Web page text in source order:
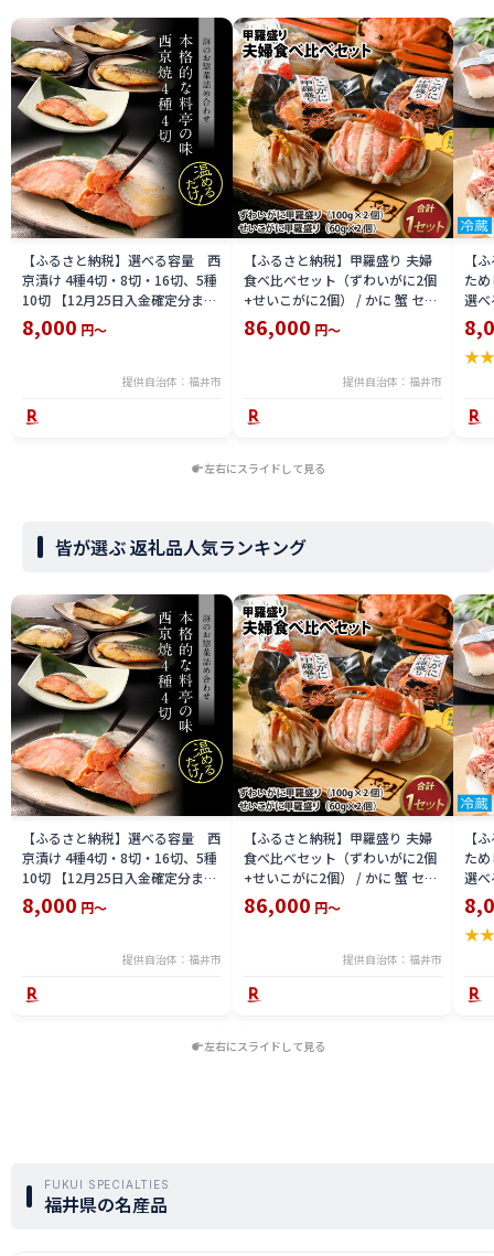
【ふるさと納税】選べる容量 西
京漬け 4種4切・8切・16切、5種
10切 【12月25日入金確定分まで
「年内発送」「年内配送」「年内
お届け」】/ レンジで温めるだけ
8,000 円～
提供自治体：福井市
【ふるさと納税】甲羅盛り 夫婦
食べ比べセット（ずわいがに2個
+せいこがに2個） / かに 蟹 セイ
コ ずわい ズワイ 内子 外子 国産
冷凍 冬 冬の味覚 珍味 グルメ 国
86,000 円～
提供自治体：福井市
【
た
選
鯖
用
テラ
★
左右にスライドして見る
皆が選ぶ 返礼品人気ランキング
【ふるさと納税】選べる容量 西
京漬け 4種4切・8切・16切、5種
10切 【12月25日入金確定分まで
「年内発送」「年内配送」「年内
お届け」】/ レンジで温めるだけ
8,000 円～
提供自治体：福井市
【ふるさと納税】甲羅盛り 夫婦
食べ比べセット（ずわいがに2個
+せいこがに2個） / かに 蟹 セイ
コ ずわい ズワイ 内子 外子 国産
冷凍 冬 冬の味覚 珍味 グルメ 国
86,000 円～
提供自治体：福井市
【
た
選
鯖
用
テラ
★
左右にスライドして見る
FUKUI SPECIALTIES
福井県の名産品